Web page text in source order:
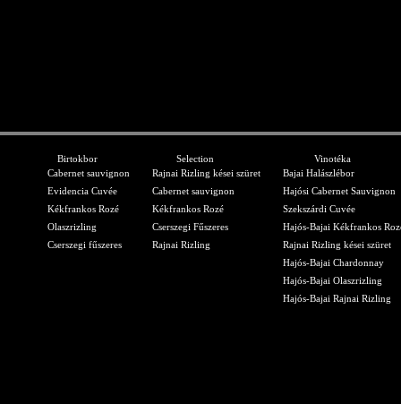
Birtokbor
Cabernet sauvignon
Evidencia Cuvée
Kékfrankos Rozé
Olaszrizling
Cserszegi fűszeres
Selection
Rajnai Rizling kései szüret
Cabernet sauvignon
Kékfrankos Rozé
Cserszegi Fűszeres
Rajnai Rizling
Vinotéka
Bajai Halászlébor
Hajósi Cabernet Sauvignon
Szekszárdi Cuvée
Hajós-Bajai Kékfrankos
Rajnai Rizling kései szüret
Hajós-Bajai Chardonnay
Hajós-Bajai Olaszrizling
Hajós-Bajai Rajnai Rizling